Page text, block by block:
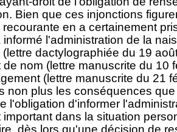
Bien que ces injonctions
en a certainement
informé l'administration de la
dactylographiée du 19
nom (lettre manuscrite du 10
(lettre manuscrite du 21
non plus les conséquences
l'obligation d'informer
dans la situation
dès lors qu'une décision de